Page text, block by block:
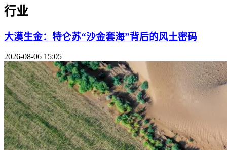
行业
大漠生金：特仑苏“沙金套海”背后的风土密码
2026-08-06 15:05